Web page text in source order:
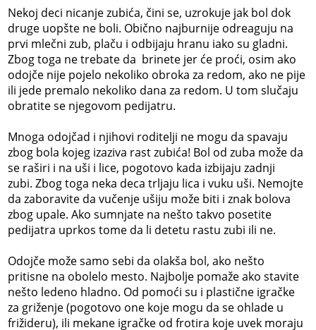
Nekoj deci nicanje zubića, čini se, uzrokuje jak bol dok
druge uopšte ne boli. Obično najburnije odreaguju na
prvi mlečni zub, plaču i odbijaju hranu iako su gladni.
Zbog toga ne trebate da brinete jer će proći, osim ako
odojče nije pojelo nekoliko obroka za redom, ako ne pije
ili jede premalo nekoliko dana za redom. U tom slučaju
obratite se njegovom pedijatru.
Mnoga odojčad i njihovi roditelji ne mogu da spavaju
zbog bola kojeg izaziva rast zubića! Bol od zuba može da
se raširi i na uši i lice, pogotovo kada izbijaju zadnji
zubi. Zbog toga neka deca trljaju lica i vuku uši. Nemojte
da zaboravite da vučenje ušiju može biti i znak bolova
zbog upale. Ako sumnjate na nešto takvo posetite
pedijatra uprkos tome da li detetu rastu zubi ili ne.
Odojče može samo sebi da olakša bol, ako nešto
pritisne na obolelo mesto. Najbolje pomaže ako stavite
nešto ledeno hladno. Od pomoći su i plastične igračke
za griženje (pogotovo one koje mogu da se ohlade u
frižideru), ili mekane igračke od frotira koje uvek moraju